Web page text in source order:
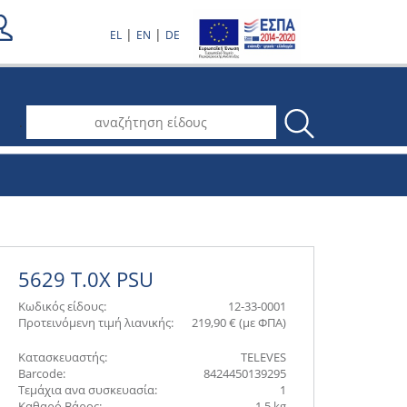
EL | EN | DE
.
5629 T.0X PSU
Κωδικός είδους:
12-33-0001
Προτεινόμενη τιμή λιανικής:
219,90 € (με ΦΠΑ)
Κατασκευαστής:
TELEVES
Barcode:
8424450139295
Τεμάχια ανα συσκευασία:
1